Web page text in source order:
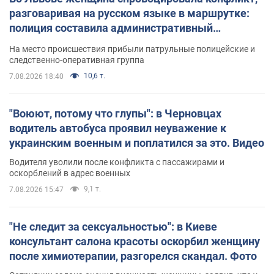
разговаривая на русском языке в маршрутке:
полиция составила административный
протокол. Видео
На место происшествия прибыли патрульные полицейские и
следственно-оперативная группа
7.08.2026 18:40 10,6 т.
"Воюют, потому что глупы": в Черновцах
водитель автобуса проявил неуважение к
украинским военным и поплатился за это. Видео
Водителя уволили после конфликта с пассажирами и
оскорблений в адрес военных
7.08.2026 15:47 9,1 т.
"Не следит за сексуальностью": в Киеве
консультант салона красоты оскорбил женщину
после химиотерапии, разгорелся скандал. Фото